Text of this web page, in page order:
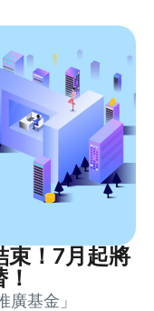
束！7月起將
基金」